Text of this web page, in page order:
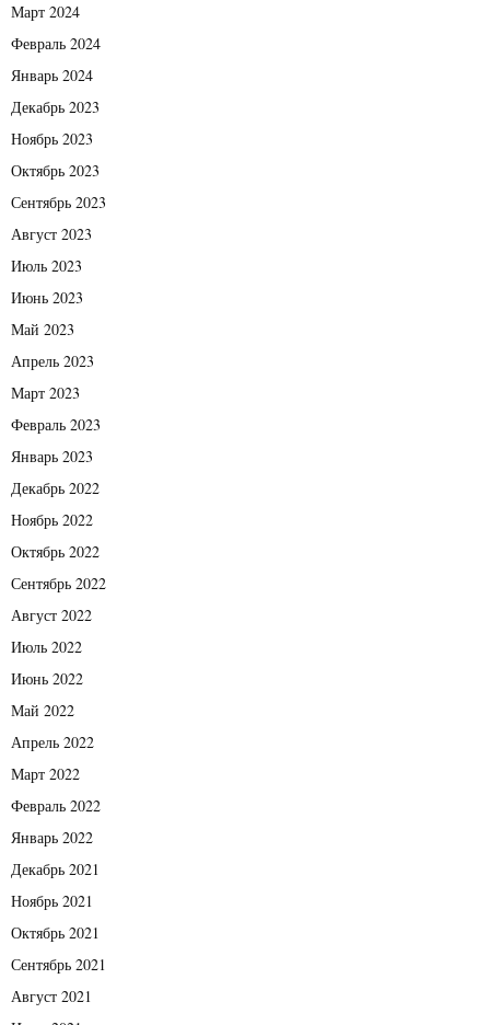
Март 2024
Февраль 2024
Январь 2024
Декабрь 2023
Ноябрь 2023
Октябрь 2023
Сентябрь 2023
Август 2023
Июль 2023
Июнь 2023
Май 2023
Апрель 2023
Март 2023
Февраль 2023
Январь 2023
Декабрь 2022
Ноябрь 2022
Октябрь 2022
Сентябрь 2022
Август 2022
Июль 2022
Июнь 2022
Май 2022
Апрель 2022
Март 2022
Февраль 2022
Январь 2022
Декабрь 2021
Ноябрь 2021
Октябрь 2021
Сентябрь 2021
Август 2021